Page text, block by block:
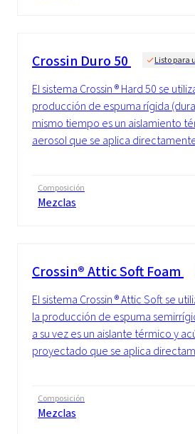
Crossin Duro 50 Listo para
El sistema Crossin ® Hard 50 se
producción de espuma rígida
mismo tiempo es un aislamiento
aerosol que se aplica
Composición
Mezclas
Crossin® Attic Soft Foam
El sistema Crossin ® Attic Soft se
la producción de espuma
a su vez es un aislante térmico y
proyectado que se aplica
Composición
Mezclas